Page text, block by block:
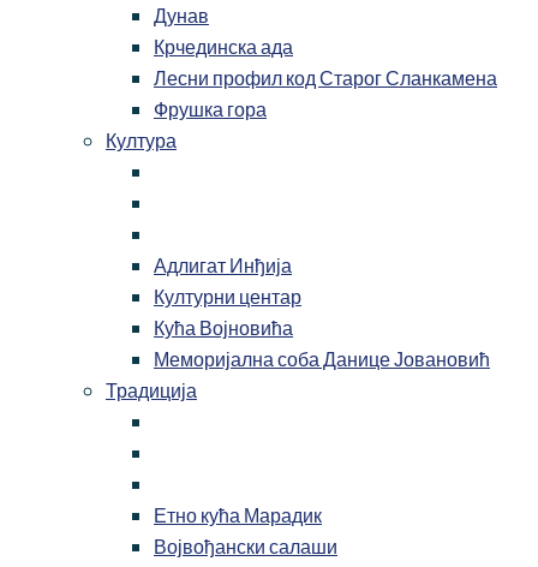
Дунав
Крчединска ада
Лесни профил код Старог Сланкамена
Фрушка гора
Култура
Адлигат Инђија
Културни центар
Кућа Војновића
Меморијална соба Данице Јовановић
Традиција
Етно кућа Марадик
Војвођански салаши